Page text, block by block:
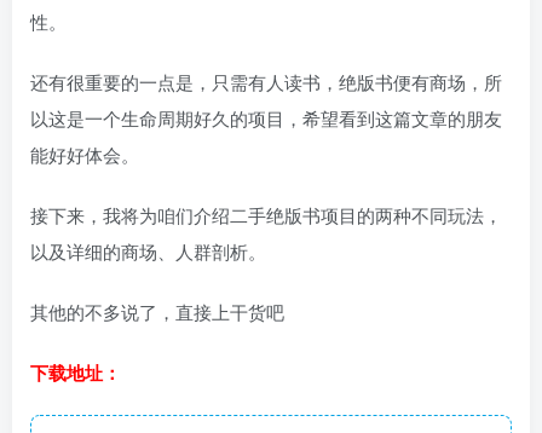
性。
还有很重要的一点是，只需有人读书，绝版书便有商场，所
以这是一个生命周期好久的项目，希望看到这篇文章的朋友
能好好体会。
接下来，我将为咱们介绍二手绝版书项目的两种不同玩法，
以及详细的商场、人群剖析。
其他的不多说了，直接上干货吧
下载地址：